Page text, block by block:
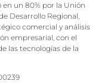
en un 80% por la Unión
Desarrollo Regional,
comercial y análisis
empresarial, con el
las tecnologías de la